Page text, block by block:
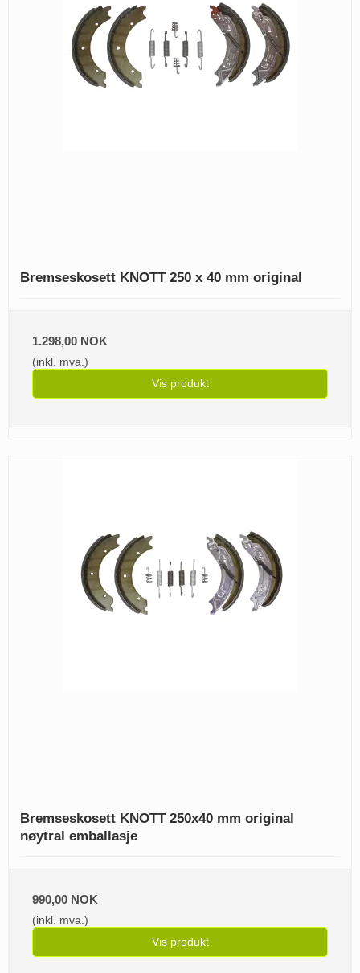
Bremseskosett KNOTT 250 x 40 mm original
1.298,00 NOK
(inkl. mva.)
Vis produkt
Bremseskosett KNOTT 250x40 mm original
nøytral emballasje
990,00 NOK
(inkl. mva.)
Vis produkt